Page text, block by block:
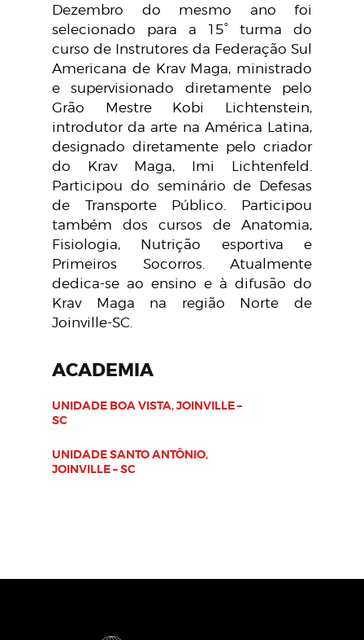
Dezembro do mesmo ano foi
selecionado para a 15° turma do
curso de Instrutores da Federação Sul
Americana de Krav Maga, ministrado
e supervisionado diretamente pelo
Grão Mestre Kobi Lichtenstein,
introdutor da arte na América Latina,
designado diretamente pelo criador
do Krav Maga, Imi Lichtenfeld.
Participou do seminário de Defesas
de Transporte Público. Participou
também dos cursos de Anatomia,
Fisiologia, Nutrição esportiva e
Primeiros Socorros. Atualmente
dedica-se ao ensino e à difusão do
Krav Maga na região Norte de
Joinville-SC.
ACADEMIA
UNIDADE BOA VISTA, JOINVILLE –
SC
UNIDADE SANTO ANTÔNIO,
JOINVILLE – SC